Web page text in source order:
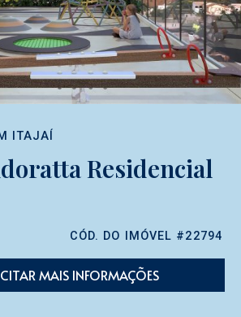
ITAJAÍ
Residencial
CÓD. DO IMÓVEL #22794
MAIS INFORMAÇÕES